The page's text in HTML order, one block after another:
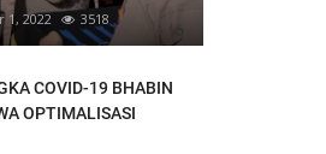
1, 2022 3518
COVID-19 BHABIN
OPTIMALISASI